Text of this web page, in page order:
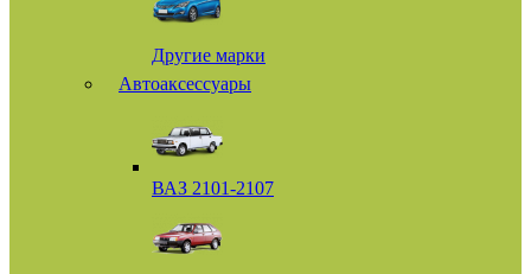
Другие марки
Автоаксессуары
ВАЗ 2101-2107